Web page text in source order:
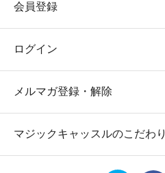
会員登録
ログイン
メルマガ登録・解除
マジックキャッスルのこだわり